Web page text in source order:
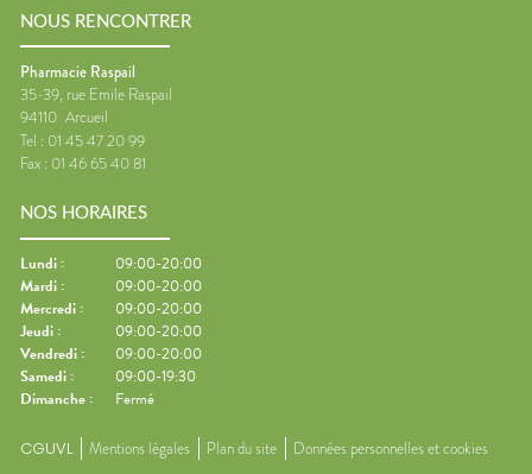
NOUS RENCONTRER
Pharmacie Raspail
35-39, rue Emile Raspail
94110 Arcueil
Tel : 01 45 47 20 99
Fax : 01 46 65 40 81
NOS HORAIRES
Lundi :
09:00-20:00
Mardi :
09:00-20:00
Mercredi :
09:00-20:00
Jeudi :
09:00-20:00
Vendredi :
09:00-20:00
Samedi :
09:00-19:30
Dimanche : Fermé
CGUVL Mentions légales Plan du site Données personnelles et cookies